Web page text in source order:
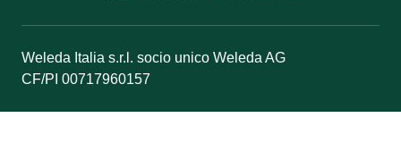
Weleda Italia s.r.l. socio unico Weleda AG
CF/PI 00717960157